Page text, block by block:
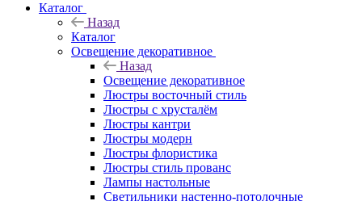
Каталог
Назад
Каталог
Освещение декоративное
Назад
Освещение декоративное
Люстры восточный стиль
Люстры с хрусталём
Люстры кантри
Люстры модерн
Люстры флористика
Люстры стиль прованс
Лампы настольные
Светильники настенно-потолочные